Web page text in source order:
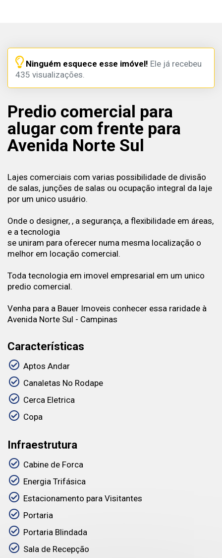
Ninguém esquece esse imóvel! Ele já recebeu
435 visualizações.
Predio comercial para
alugar com frente para
Avenida Norte Sul
Lajes comerciais com varias possibilidade de divisão
de salas, junções de salas ou ocupação integral da laje
por um unico usuário.
Onde o designer, , a segurança, a flexibilidade em áreas,
e a tecnologia
se uniram para oferecer numa mesma localização o
melhor em locação comercial.
Toda tecnologia em imovel empresarial em um unico
predio comercial.
Venha para a Bauer Imoveis conhecer essa raridade à
Avenida Norte Sul - Campinas
Características
Aptos Andar
Canaletas No Rodape
Cerca Eletrica
Copa
Infraestrutura
Cabine de Forca
Energia Trifásica
Estacionamento para Visitantes
Portaria
Portaria Blindada
Sala de Recepção